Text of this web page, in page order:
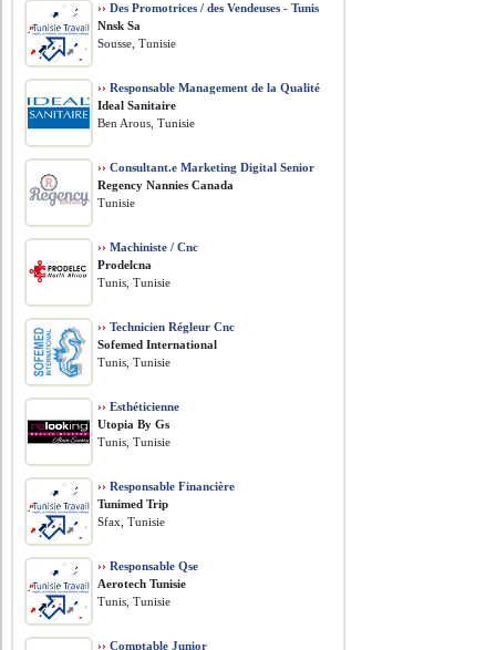
›› Des Promotrices / des Vendeuses - Tunis
Nnsk Sa
Sousse, Tunisie
›› Responsable Management de la Qualité
Ideal Sanitaire
Ben Arous, Tunisie
›› Consultant.e Marketing Digital Senior
Regency Nannies Canada
Tunisie
›› Machiniste / Cnc
Prodelcna
Tunis, Tunisie
›› Technicien Régleur Cnc
Sofemed International
Tunis, Tunisie
›› Esthéticienne
Utopia By Gs
Tunis, Tunisie
›› Responsable Financière
Tunimed Trip
Sfax, Tunisie
›› Responsable Qse
Aerotech Tunisie
Tunis, Tunisie
›› Comptable Junior